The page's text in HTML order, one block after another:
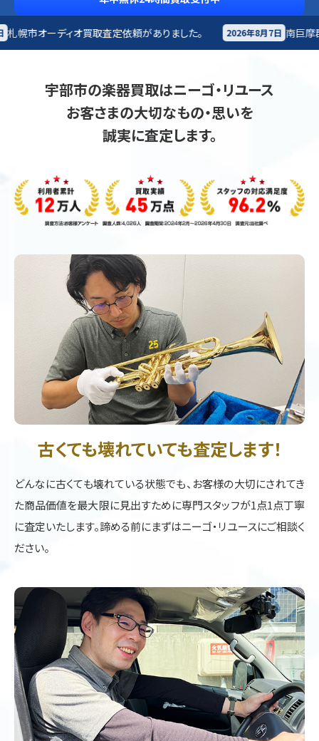
がありました。 2026年8月7日 南巨摩郡早川町 オーディオ買取査定
宇部市の楽器買取はニーゴ・リユース
お客さまの大切なもの・思いを
誠実に査定します。
古くても壊れていても査定します！
どんなに古くても壊れている状態でも、お客様の大切にされてき
た商品価値を最大限に見出すために専門スタッフが1点1点丁寧
に査定いたします。諦める前にまずはニーゴ・リユースにご相談く
ださい。